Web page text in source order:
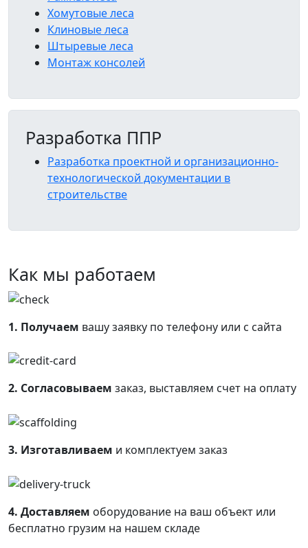
Хомутовые леса
Клиновые леса
Штыревые леса
Монтаж консолей
Разработка ППР
Разработка проектной и организационно-
технологической документации в
строительстве
Как мы работаем
1. Получаем вашу заявку по телефону или с сайта
2. Согласовываем заказ, выставляем счет на оплату
3. Изготавливаем и комплектуем заказ
4. Доставляем оборудование на ваш объект или
бесплатно грузим на нашем складе